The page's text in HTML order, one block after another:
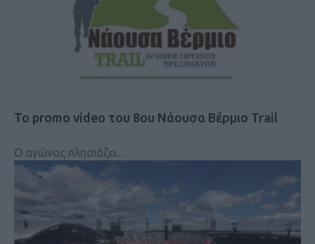
Το promo video του 8ου Νάουσα Βέρμιο Trail
Ο αγώνας πλησιάζει…